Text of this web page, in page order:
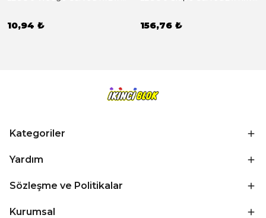
10,94 ₺ 156,76 ₺
Kategoriler
Yardım
Sözleşme ve Politikalar
Kurumsal